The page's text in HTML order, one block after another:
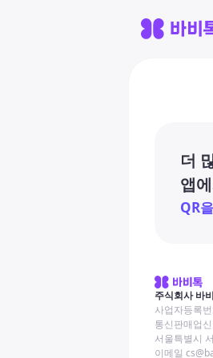
더
앱
QR
주식회사 바
사업자등록
통신판매업
서울특별시
이메일